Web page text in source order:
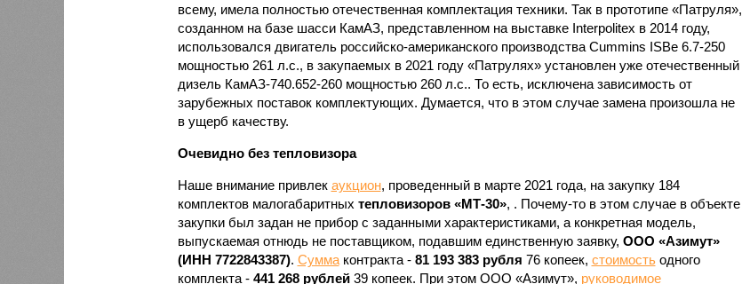
всему, имела полностью отечественная комплектация техники. Так в прототипе «Патруля»,
созданном на базе шасси КамАЗ, представленном на выставке Interpolitex в 2014 году,
использовался двигатель российско-американского производства Cummins ISBe 6.7-250
мощностью 261 л.с., в закупаемых в 2021 году «Патрулях» установлен уже отечественный
дизель КамАЗ-740.652-260 мощностью 260 л.с.. То есть, исключена зависимость от
зарубежных поставок комплектующих. Думается, что в этом случае замена произошла не
в ущерб качеству.
Очевидно без тепловизора
Наше внимание привлек аукцион, проведенный в марте 2021 года, на закупку 184
комплектов малогабаритных тепловизоров «МТ-30», . Почему-то в этом случае в объекте
закупки был задан не прибор с заданными характеристиками, а конкретная модель,
выпускаемая отнюдь не поставщиком, подавшим единственную заявку, ООО «Азимут»
(ИНН 7722843387). Суммаконтракта - 81 193 383 рубля 76 копеек, стоимостьодного
комплекта - 441 268 рублей39 копеек. При этом ООО «Азимут», руководимое